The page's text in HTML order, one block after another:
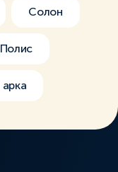
Солон
Полис